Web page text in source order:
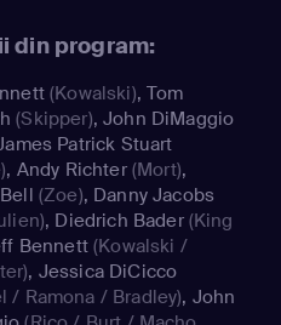
din program:
(Kowalski),Tom
(Skipper),John DiMaggio
Patrick Stuart
, Andy Richter(Mort),
(Zoe), Danny Jacobs
, Diedrich Bader(King
Bennett(Kowalski /
, Jessica DiCicco
/ Ramona / Bradley), John